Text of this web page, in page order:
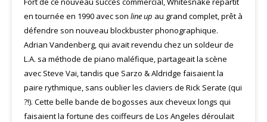
en tournée en 1990 avec son line up au grand complet, prêt à
défendre son nouveau blockbuster phonographique.
Adrian Vandenberg, qui avait revendu chez un soldeur de
L.A. sa méthode de piano maléfique, partageait la scène
avec Steve Vai, tandis que Sarzo & Aldridge faisaient la
paire rythmique, sans oublier les claviers de Rick Serate (qui
?!). Cette belle bande de bogosses aux cheveux longs qui
faisaient la fortune des coiffeurs de Los Angeles déroulait